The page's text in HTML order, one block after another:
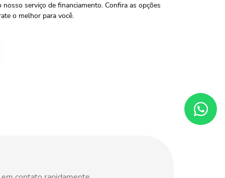
serviço de financiamento. Confira as opções
o melhor para você.